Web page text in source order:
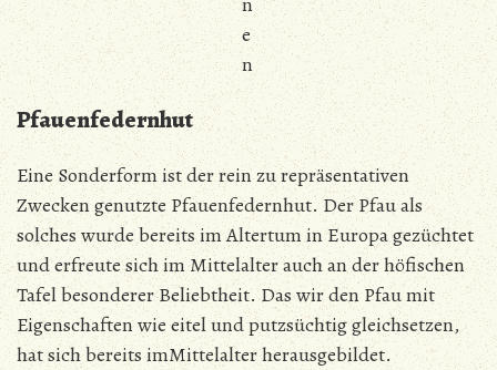
e
n
Pfauenfedernhut
Eine Sonderform ist der rein zu repräsentativen
Zwecken genutzte Pfauenfedernhut. Der Pfau als
solches wurde bereits im Altertum in Europa gezüchtet
und erfreute sich im Mittelalter auch an der höfischen
Tafel besonderer Beliebtheit. Das wir den Pfau mit
Eigenschaften wie eitel und putzsüchtig gleichsetzen,
hat sich bereits imMittelalter herausgebildet.